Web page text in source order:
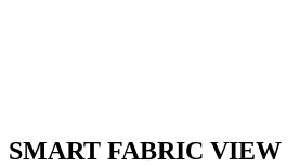
SMART FABRIC VIEW